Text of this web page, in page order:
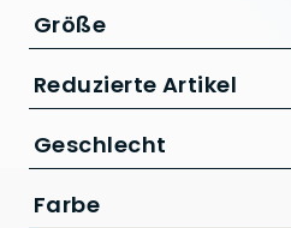
16 Zoll
24 Zoll
L
M
S
XS
Größe
S
XS
Reduzierte Artikel
Nur Reduzierte Artikel
Geschlecht
Farbe